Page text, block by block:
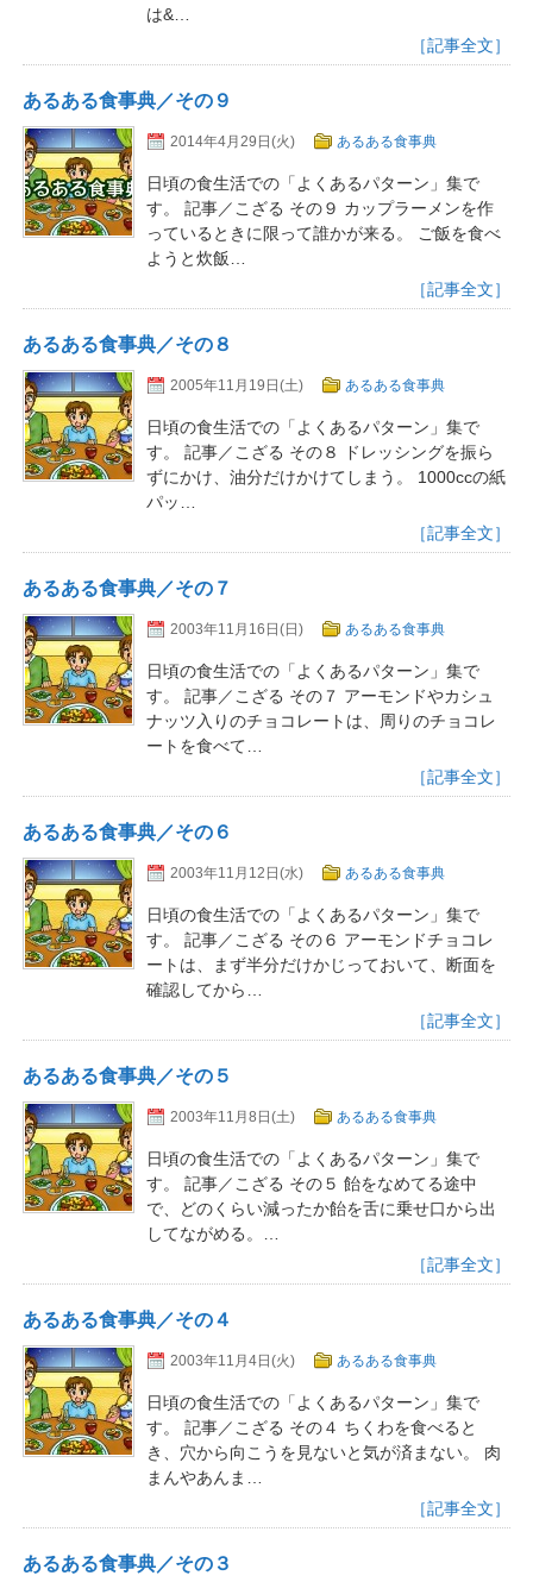
は&…
［記事全文］
あるある食事典／その９
2014年4月29日(火) あるある食事典
日頃の食生活での「よくあるパターン」集で
す。 記事／こざる その９ カップラーメンを作
っているときに限って誰かが来る。 ご飯を食べ
ようと炊飯…
［記事全文］
あるある食事典／その８
2005年11月19日(土) あるある食事典
日頃の食生活での「よくあるパターン」集で
す。 記事／こざる その８ ドレッシングを振ら
ずにかけ、油分だけかけてしまう。 1000ccの紙
パッ…
［記事全文］
あるある食事典／その７
2003年11月16日(日) あるある食事典
日頃の食生活での「よくあるパターン」集で
す。 記事／こざる その７ アーモンドやカシュ
ナッツ入りのチョコレートは、周りのチョコレ
ートを食べて…
［記事全文］
あるある食事典／その６
2003年11月12日(水) あるある食事典
日頃の食生活での「よくあるパターン」集で
す。 記事／こざる その６ アーモンドチョコレ
ートは、まず半分だけかじっておいて、断面を
確認してから…
［記事全文］
あるある食事典／その５
2003年11月8日(土) あるある食事典
日頃の食生活での「よくあるパターン」集で
す。 記事／こざる その５ 飴をなめてる途中
で、どのくらい減ったか飴を舌に乗せ口から出
してながめる。…
［記事全文］
あるある食事典／その４
2003年11月4日(火) あるある食事典
日頃の食生活での「よくあるパターン」集で
す。 記事／こざる その４ ちくわを食べると
き、穴から向こうを見ないと気が済まない。 肉
まんやあんま…
［記事全文］
あるある食事典／その３